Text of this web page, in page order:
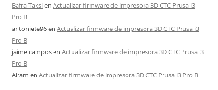
Bafra Taksien Actualizar firmware de impresora 3D CTC Prusa i3
Pro B
antoniete96en Actualizar firmware de impresora 3D CTC Prusa i3
Pro B
jaime camposen Actualizar firmware de impresora 3D CTC Prusa i3
Pro B
Airam en Actualizar firmware de impresora 3D CTC Prusa i3 Pro B